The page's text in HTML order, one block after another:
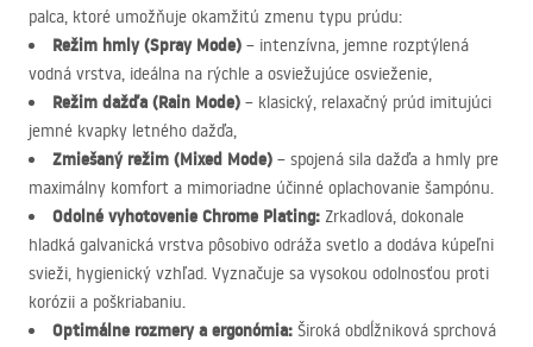
palca, ktoré umožňuje okamžitú zmenu typu prúdu:
Režim hmly (Spray Mode) – intenzívna, jemne rozptýlená
vodná vrstva, ideálna na rýchle a osviežujúce osvieženie,
Režim dažďa (Rain Mode) – klasický, relaxačný prúd imitujúci
jemné kvapky letného dažďa,
Zmiešaný režim (Mixed Mode) – spojená sila dažďa a hmly pre
maximálny komfort a mimoriadne účinné oplachovanie šampónu.
Odolné vyhotovenie Chrome Plating: Zrkadlová, dokonale
hladká galvanická vrstva pôsobivo odráža svetlo a dodáva kúpeľni
svieži, hygienický vzhľad. Vyznačuje sa vysokou odolnosťou proti
korózii a poškriabaniu.
Optimálne rozmery a ergonómia: Široká obdĺžniková sprchová